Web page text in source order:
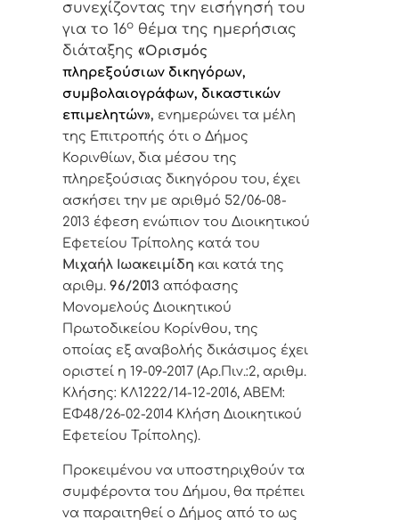
συνεχίζοντας την εισήγησή του
για το 16ο θέμα της ημερήσιας
διάταξης «Ορισμός
πληρεξούσιων δικηγόρων,
συμβολαιογράφων, δικαστικών
επιμελητών», ενημερώνει τα μέλη
της Επιτροπής ότι ο Δήμος
Κορινθίων, δια μέσου της
πληρεξούσιας δικηγόρου του, έχει
ασκήσει την με αριθμό 52/06-08-
2013 έφεση ενώπιον του Διοικητικού
Εφετείου Τρίπολης κατά του
Μιχαήλ Ιωακειμίδη και κατά της
αριθμ. 96/2013 απόφασης
Μονομελούς Διοικητικού
Πρωτοδικείου Κορίνθου, της
οποίας εξ αναβολής δικάσιμος έχει
οριστεί η 19-09-2017 (Αρ.Πιν.:2, αριθμ.
Κλήσης: ΚΛ1222/14-12-2016, ΑΒΕΜ:
ΕΦ48/26-02-2014 Κλήση Διοικητικού
Εφετείου Τρίπολης).
Προκειμένου να υποστηριχθούν τα
συμφέροντα του Δήμου, θα πρέπει
να παραιτηθεί ο Δήμος από το ως